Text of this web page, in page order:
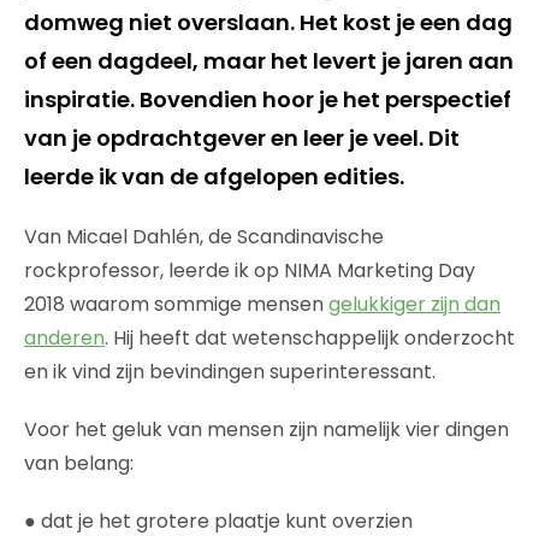
domweg niet overslaan. Het kost je een dag
of een dagdeel, maar het levert je jaren aan
inspiratie. Bovendien hoor je het perspectief
van je opdrachtgever en leer je veel. Dit
leerde ik van de afgelopen edities.
Van Micael Dahlén, de Scandinavische
rockprofessor, leerde ik op NIMA Marketing Day
2018 waarom sommige mensengelukkiger zijn dan
anderen. Hij heeft dat wetenschappelijk onderzocht
en ik vind zijn bevindingen superinteressant.
Voor het geluk van mensen zijn namelijk vier dingen
van belang:
● dat je het grotere plaatje kunt overzien